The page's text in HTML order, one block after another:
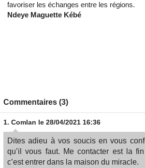
favoriser les échanges entre les régions.
Ndeye Maguette Kébé
Commentaires (3)
1. Comlan le 28/04/2021 16:36
Dites adieu à vos soucis en vous
qu’il vous faut. Me contacter est la
c’est entrer dans la maison du miracle.